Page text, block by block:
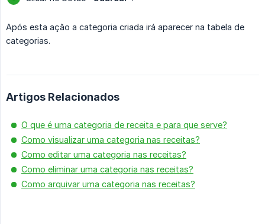
Após esta ação a categoria criada irá aparecer na tabela de
categorias.
Artigos Relacionados
O que é uma categoria de receita e para que serve?
Como visualizar uma categoria nas receitas?
Como editar uma categoria nas receitas?
Como eliminar uma categoria nas receitas?
Como arquivar uma categoria nas receitas?